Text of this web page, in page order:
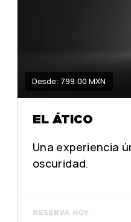
Desde: 799.00 MXN
EL ÁTICO
Una experiencia
oscuridad.
RESERVA HOY